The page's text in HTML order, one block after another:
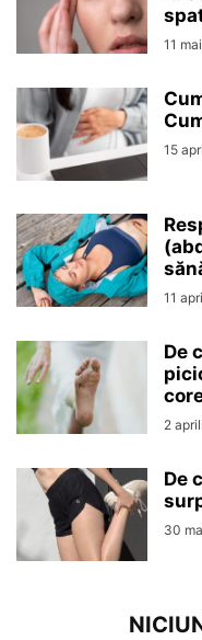
11
15
11
De
2
De
30